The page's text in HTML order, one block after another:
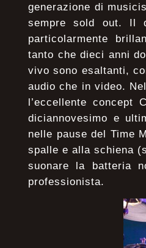
generazione di
sempre sold out. Il
particolarmente
tanto che dieci anni
vivo sono esaltanti,
audio che in video.
l’eccellente concept
diciannovesimo e
nelle pause del Time
spalle e alla schiena
suonare la batteria
professionista.